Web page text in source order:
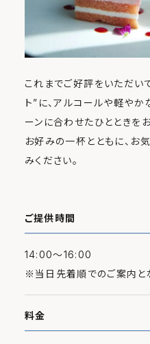
これまでご好評をいただい
ト”に、アルコールや軽や
ーンに合わせたひとときを
お好みの一杯とともに、お
みください。
ご提供時間
14:00～16:00
※当日先着順でのご案内と
料金